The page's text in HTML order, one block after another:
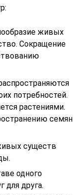
живых
Сокращение
потребностей.
растениями.
семян
существ
одного
для друга.